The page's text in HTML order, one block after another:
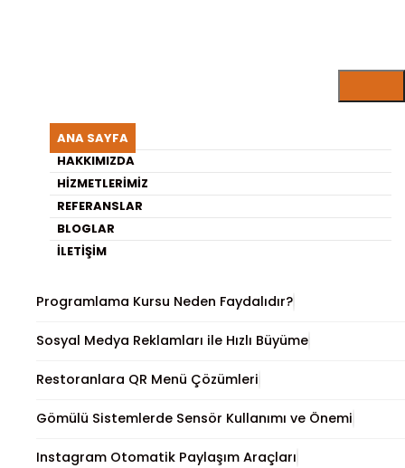
ANA SAYFA
HAKKIMIZDA
HIZMETLERIMIZ
REFERANSLAR
BLOGLAR
İLETIŞIM
Soğuk Hava Deposu Arıza
Çözüm Yöntemleri
En Son Yayınlananlar
Etkili Sosyal Medya Kampanyası Oluşturma
Programlama Kursu Neden Faydalıdır?
Sosyal Medya Reklamları ile Hızlı Büyüme
Restoranlara QR Menü Çözümleri
Gömülü Sistemlerde Sensör Kullanımı ve Önemi
Instagram Otomatik Paylaşım Araçları